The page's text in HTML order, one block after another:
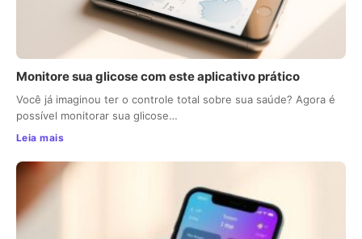
Monitore sua glicose com este aplicativo prático
Você já imaginou ter o controle total sobre sua saúde? Agora é
possível monitorar sua glicose…
Leia mais